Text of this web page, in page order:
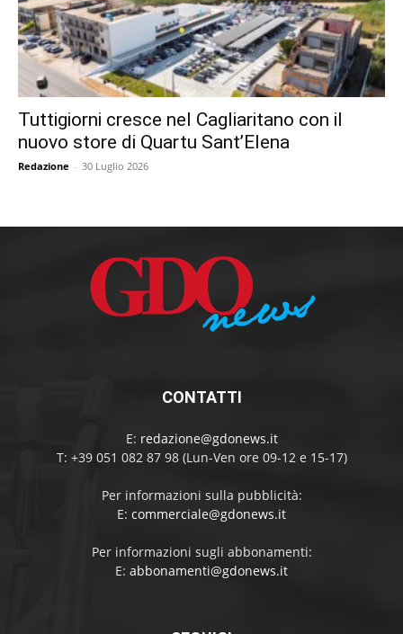
Tuttigiorni cresce nel Cagliaritano con il
nuovo store di Quartu Sant’Elena
Redazione - 30 Luglio 2026
CONTATTI
E: redazione@gdonews.it
T: +39 051 082 87 98 (Lun-Ven ore 09-12 e 15-17)
Per informazioni sulla pubblicità:
E: commerciale@gdonews.it
Per informazioni sugli abbonamenti:
E: abbonamenti@gdonews.it